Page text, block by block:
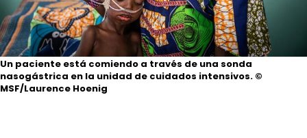
Un paciente está comiendo a través de una sonda
nasogástrica en la unidad de cuidados intensivos. ©
MSF/Laurence Hoenig